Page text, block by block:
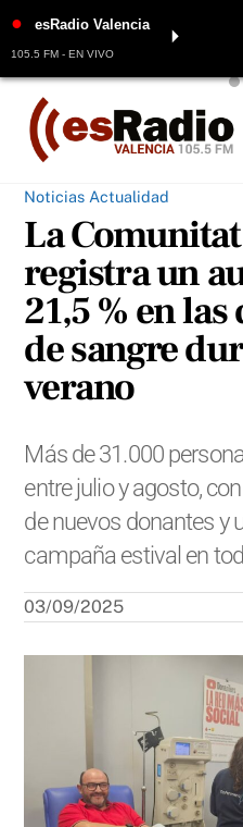
Skip
content
● esRadio Valencia
105.5 FM - EN VIVO
⏵
Noticias Actualidad
La
registra un
21,5 % en
de sangre
verano
Más de 31.000
entre julio y agosto,
de nuevos donantes y
campaña estival en
03/09/2025